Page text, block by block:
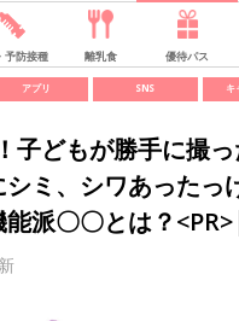
予防接種 離乳食 優待パス
アプリ SNS キ
子どもが勝手に撮
シミ、シワあったっ
派〇〇とは？<PR>